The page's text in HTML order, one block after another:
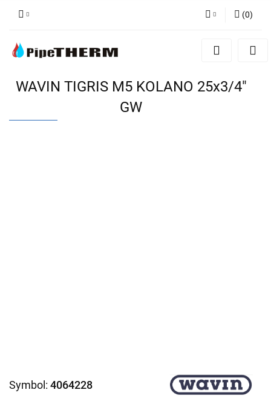
Zaloguj się
Dodaj zgłoszenie
(0)
WAVIN TIGRIS M5 KOLANO 25x3/4"
GW
Symbol: 4064228